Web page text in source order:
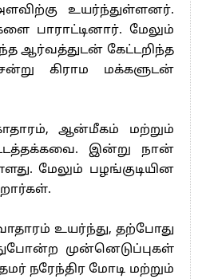
உயர்ந்துள்ளனர்.
பாராட்டினார். மேலும்
ஆர்வத்துடன் கேட்டறிந்த
கிராம மக்களுடன்
ஆன்மீகம் மற்றும்
இன்று நான்
மேலும் பழங்குடியின
உயர்ந்து, தற்போது
முன்னெடுப்புகள்
நரேந்திர மோடி மற்றும்